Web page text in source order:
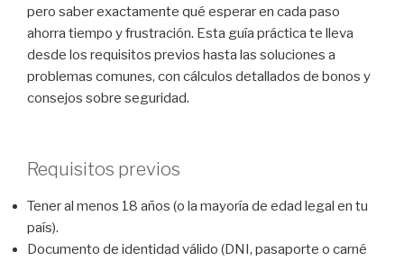
pero saber exactamente qué esperar en cada paso
ahorra tiempo y frustración. Esta guía práctica te lleva
desde los requisitos previos hasta las soluciones a
problemas comunes, con cálculos detallados de bonos y
consejos sobre seguridad.
Requisitos previos
Tener al menos 18 años (o la mayoría de edad legal en tu
país).
Documento de identidad válido (DNI, pasaporte o carné